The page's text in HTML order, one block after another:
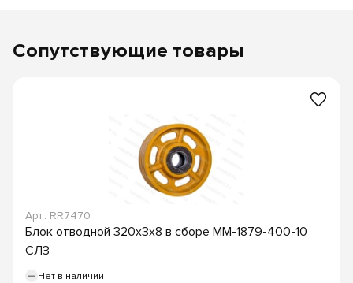
Сопутствующие товары
Арт.: RR7470
Блок отводной 320х3х8 в сборе ММ-1879-400-10
СЛЗ
Нет в наличии